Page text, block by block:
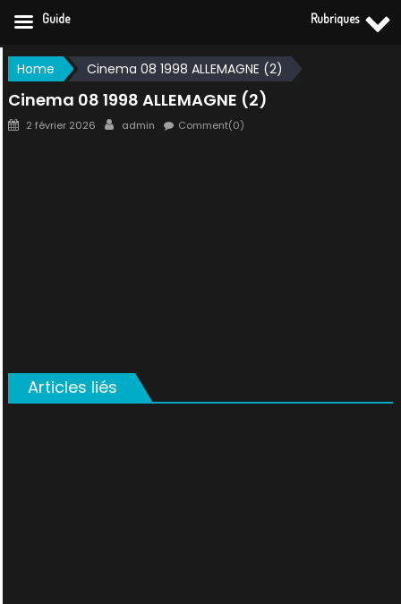
Skip
to
content
Home Cinema 08 1998 ALLEMAGNE (2)
Cinema 08 1998 ALLEMAGNE (2)
Posted
2 février 2026 Author
admin Comment(0)
Articles liés
Guide Rubriques